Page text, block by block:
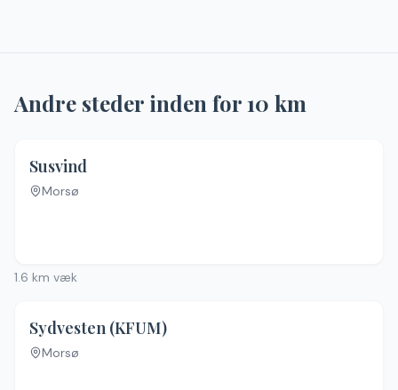
Andre steder inden for10 km
Susvind
Morsø
1.6 km væk
Sydvesten (KFUM)
Morsø